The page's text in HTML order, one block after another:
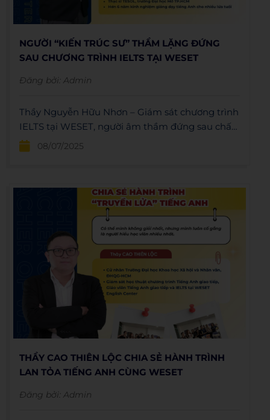
NGƯỜI “KIẾN TRÚC SƯ” THẦM LẶNG ĐỨNG
SAU CHƯƠNG TRÌNH IELTS TẠI WESET
Đăng bởi: Admin
Thầy Nguyễn Hữu Nhơn – Giám sát chương trình
IELTS tại WESET, người âm thầm đứng sau chất
lượng học thuật và sự tiến bộ của hàng nghìn
học viên.
08/07/2025
THẦY CAO THIÊN LỘC CHIA SẺ HÀNH TRÌNH
LAN TỎA TIẾNG ANH CÙNG WESET
Đăng bởi: Admin